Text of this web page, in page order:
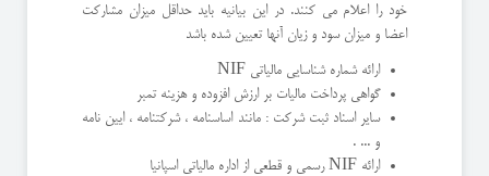
خود را اعلام می کنند. در این بیانیه باید حداقل میزان مشارکت
اعضا و میزان سود و زیان آنها تعیین شده باشد
ارائه شماره شناسایی مالیاتی NIF
گواهی پرداخت مالیات بر ارزش افزوده و هزینه تمبر
سایر اسناد ثبت شرکت : مانند اساسنامه ، شرکتنامه ، ایین نامه
و ... .
ارائه NIF رسمی و قطعی از اداره مالیاتی اسپانیا